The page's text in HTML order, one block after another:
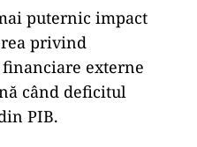
puternic impact
privind
externe
când deficitul
PIB.